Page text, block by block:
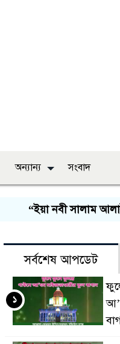
অন্যান্য সংবাদ
“ইয়া নবী সালাম
সর্বশেষ আপডেট
১